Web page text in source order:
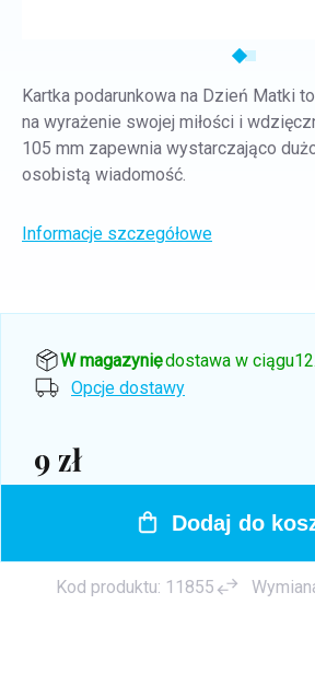
Kartka podarunkowa na Dzień Matki
na wyrażenie swojej miłości i
105 mm zapewnia wystarczająco
osobistą wiadomość.
Informacje szczegółowe
W magazynie, dostawa w ciągu
Opcje dostawy
9 zł
Cena
Dodaj do
Kod produktu: 11855